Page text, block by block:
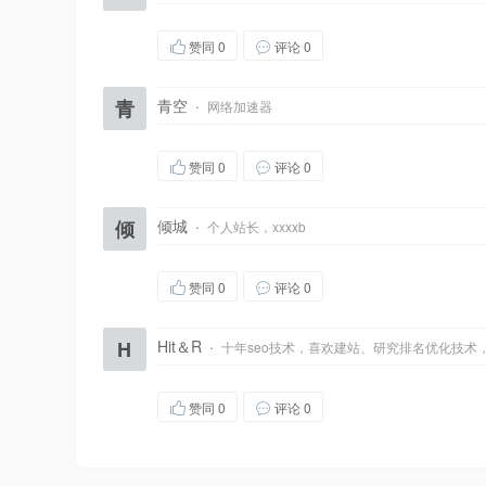
赞同 0 评论 0
青 青空 · 网络加速器
赞同 0 评论 0
倾 倾城 · 个人站长，xxxxb
赞同 0 评论 0
H Hit＆R · 十年seo技术，喜欢建站、研究排名优化技术
赞同 0 评论 0